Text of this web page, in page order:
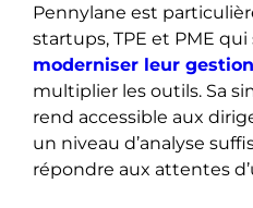
Pennylane est
startups, TPE et PME
moderniser leur
multiplier les outils. Sa
rend accessible aux
un niveau d’analyse
répondre aux attentes